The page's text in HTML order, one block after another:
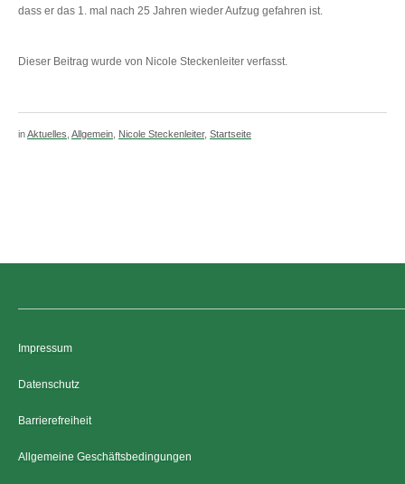
dass er das 1. mal nach 25 Jahren wieder Aufzug gefahren ist.
Dieser Beitrag wurde von Nicole Steckenleiter verfasst.
inAktuelles Allgemein Nicole Steckenleiter, Startseite
Impressum
Datenschutz
Barrierefreiheit
Allgemeine Geschäftsbedingungen